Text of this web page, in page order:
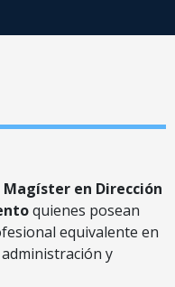
Magíster en Dirección
quienes posean
equivalente en
administración y